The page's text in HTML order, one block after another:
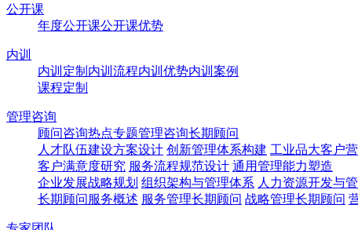
公开课
年度公开课公开课优势
内训
内训定制 内训流程内训优势内训案例
课程定制
管理咨询
顾问咨询热点专题管理咨询长期顾问
人才队伍建设方案设计 创新管理体系构建 工业品大客户
客户满意度研究 服务流程规范设计 通用管理能力塑造
企业发展战略规划 组织架构与管理体系 人力资源开发与
长期顾问服务概述 服务管理长期顾问 战略管理长期顾问